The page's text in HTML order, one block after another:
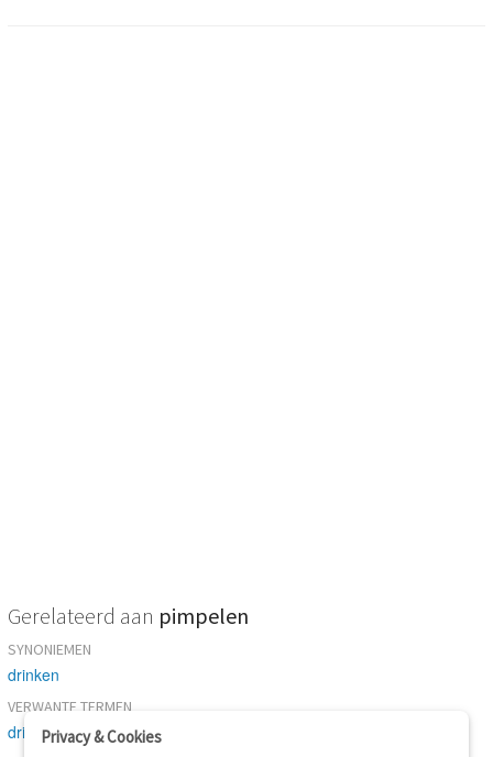
Gerelateerd aan pimpelen
SYNONIEMEN
drinken
VERWANTE TERMEN
drinkenPrivacy & Cookies